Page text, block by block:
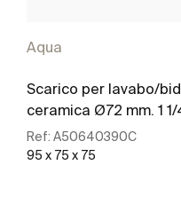
Aqua
Scarico per lavabo/
ceramica Ø72 mm. 1 1/
Ref: A50640390C
95 x 75 x 75